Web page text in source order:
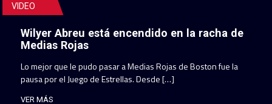
VIDEO
Wilyer Abreu está encendido en la racha de
Medias Rojas
Lo mejor que le pudo pasar a Medias Rojas de Boston fue la
pausa por el Juego de Estrellas. Desde […]
VER MÁS